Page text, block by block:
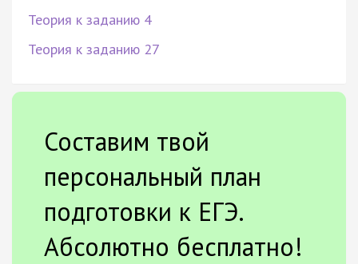
Теория к заданию 4
Теория к заданию 27
Составим твой
персональный план
подготовки к ЕГЭ.
Абсолютно бесплатно!